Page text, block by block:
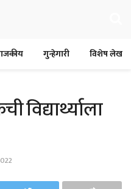
गुन्हेगारी विशेष लेख
विद्यार्थ्याला